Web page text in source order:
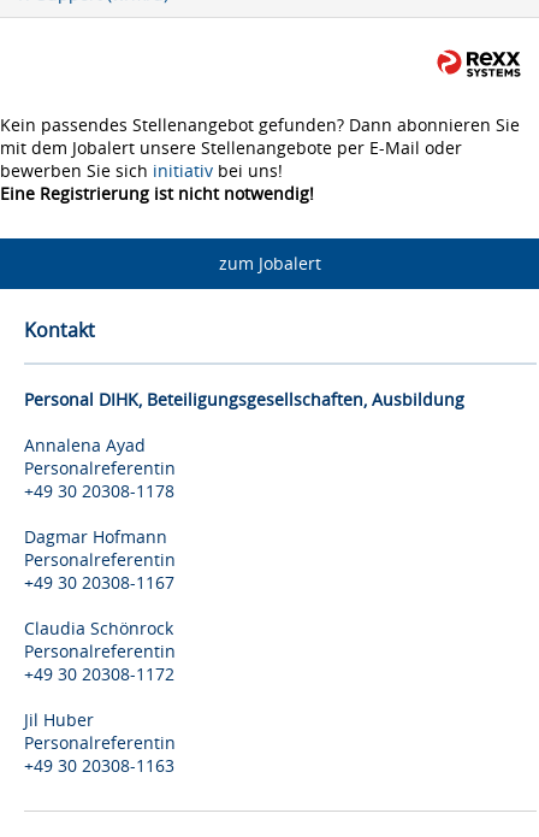
Kein passendes Stellenangebot gefunden? Dann abonnieren Sie
mit dem Jobalert unsere Stellenangebote per E-Mail oder
bewerben Sie sich initiativ bei uns!
Eine Registrierung ist nicht notwendig!
zum Jobalert
Kontakt
Personal DIHK, Beteiligungsgesellschaften, Ausbildung
Annalena Ayad
Personalreferentin
+49 30 20308-1178
Dagmar Hofmann
Personalreferentin
+49 30 20308-1167
Claudia Schönrock
Personalreferentin
+49 30 20308-1172
Jil Huber
Personalreferentin
+49 30 20308-1163